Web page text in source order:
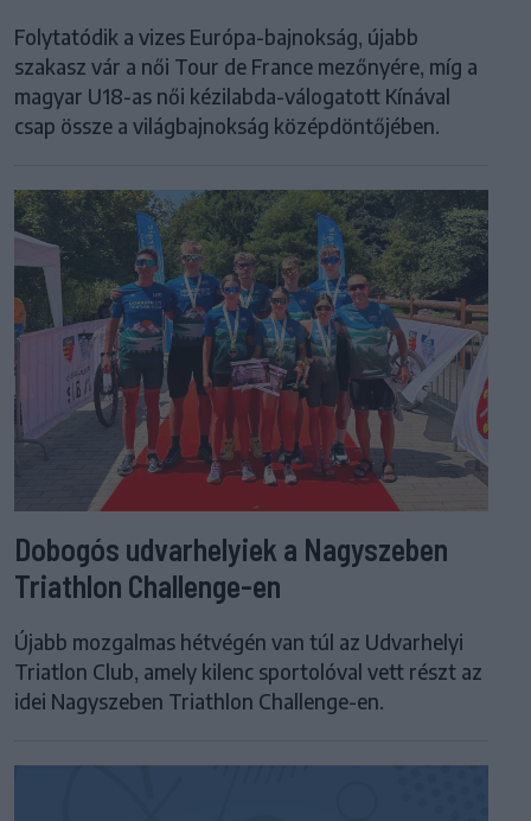
Folytatódik a vizes Európa-bajnokság, újabb
szakasz vár a női Tour de France mezőnyére, míg a
magyar U18-as női kézilabda-válogatott Kínával
csap össze a világbajnokság középdöntőjében.
Dobogós udvarhelyiek a Nagyszeben
Triathlon Challenge-en
Újabb mozgalmas hétvégén van túl az Udvarhelyi
Triatlon Club, amely kilenc sportolóval vett részt az
idei Nagyszeben Triathlon Challenge-en.